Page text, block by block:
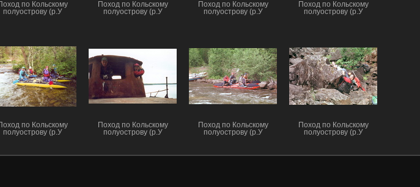
Поход по Кольскому
полуострову (р.У
Поход по Кольскому
полуострову (р.У
Поход по Кольскому
полуострову (р.У
Поход по Кольскому
полуострову (р.У
Поход по Кольскому
полуострову (р.У
Поход по Кольскому
полуострову (р.У
Поход по Кольскому
полуострову (р.У
Поход по Кольскому
полуострову (р.У